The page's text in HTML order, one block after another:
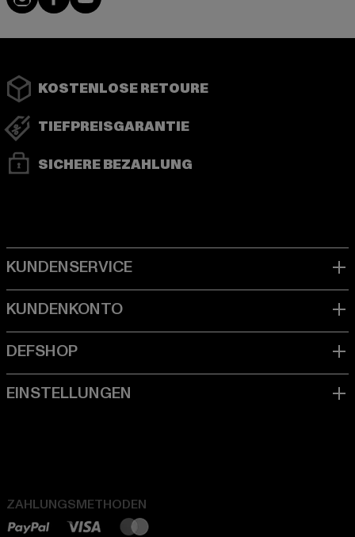
KOSTENLOSE RETOURE
TIEFPREISGARANTIE
SICHERE BEZAHLUNG
ZAHLUNGSMETHODEN